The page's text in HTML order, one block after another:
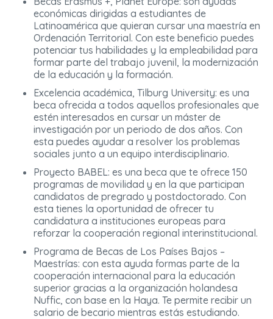
económicas dirigidas a estudiantes de
Latinoamérica que quieran cursar una maestría en
Ordenación Territorial. Con este beneficio puedes
potenciar tus habilidades y la empleabilidad para
formar parte del trabajo juvenil, la modernización
de la educación y la formación.
Excelencia académica, Tilburg University: es una
beca ofrecida a todos aquellos profesionales que
estén interesados en cursar un máster de
investigación por un periodo de dos años. Con
esta puedes ayudar a resolver los problemas
sociales junto a un equipo interdisciplinario.
Proyecto BABEL: es una beca que te ofrece 150
programas de movilidad y en la que participan
candidatos de pregrado y postdoctorado. Con
esta tienes la oportunidad de ofrecer tu
candidatura a instituciones europeas para
reforzar la cooperación regional interinstitucional.
Programa de Becas de Los Países Bajos –
Maestrías: con esta ayuda formas parte de la
cooperación internacional para la educación
superior gracias a la organización holandesa
Nuffic, con base en la Haya. Te permite recibir un
salario de becario mientras estás estudiando.